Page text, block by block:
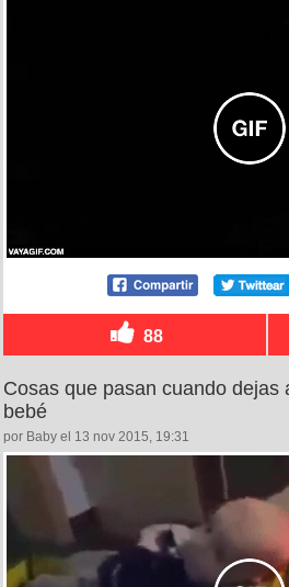
88
Cosas que pasan cuando dejas
bebé
por Baby el 13 nov 2015, 19:31